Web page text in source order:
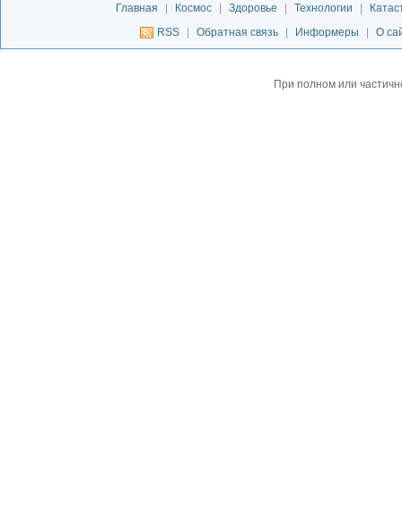
Главная | Космос | Здоровье | Технологии |
RSS
| Обратная связь | Информеры | О
При полном или